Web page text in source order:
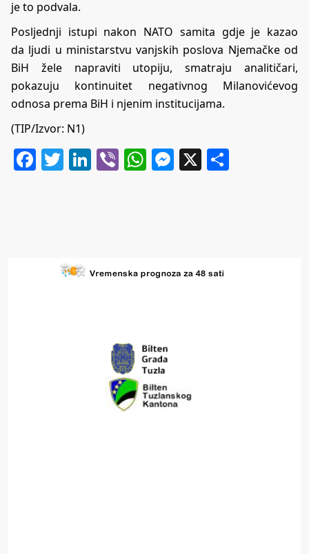
je to podvala.
Posljednji istupi nakon NATO samita gdje je kazao
da ljudi u ministarstvu vanjskih poslova Njemačke od
BiH žele napraviti utopiju, smatraju analitičari,
pokazuju kontinuitet negativnog Milanovićevog
odnosa prema BiH i njenim institucijama.
(TIP/Izvor: N1)
Facebook
Twitter
LinkedIn
ViberWhatsApp
Messenger
X